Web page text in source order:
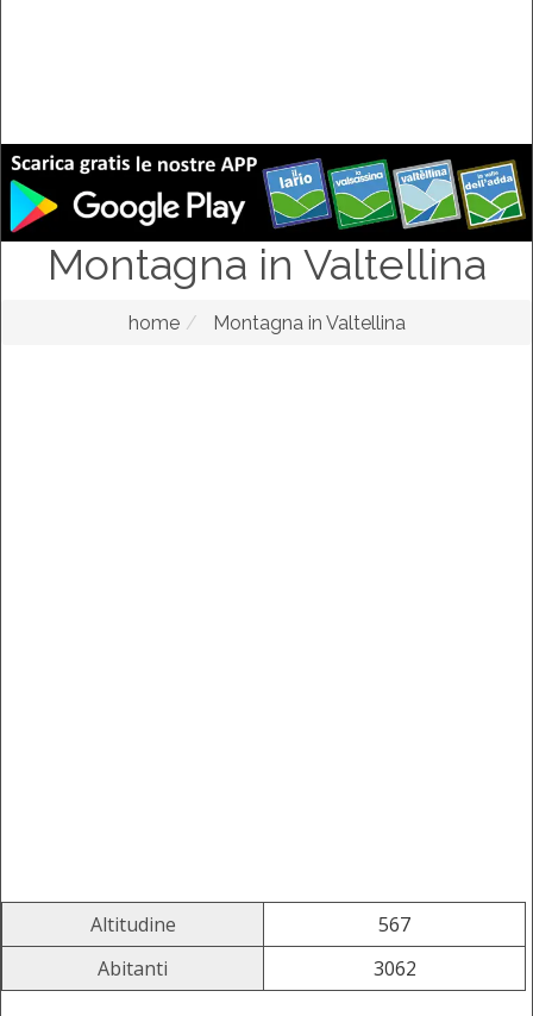
Montagna in Valtellina
home Montagna in Valtellina
Altitudine
567
Abitanti
3062